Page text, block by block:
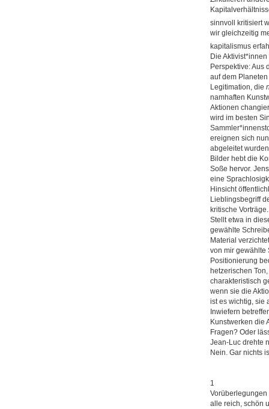
sinnvoll kritisiert
wir gleichzeitig
kapitalismus
Die
Perspektive: Aus
auf dem
Legitimation, die
namhaften
Aktionen
wird im besten
ereignen sich
abgeleitet
Bilder hebt die
Soße hervor.
eine
Hinsicht
Lieblingsbegriff
kritische Vorträge.
Stellt etwa in
gewählte
Material
von mir gewählte
Positionierung
hetzerischen
charakteristisch
wenn sie die
ist es wichtig, sie
Inwiefern
Kunstwerken die
Fragen? Oder
Jean-Luc drehte
Nein. Gar nichts
1
Vorüberlegungen
alle reich, schön